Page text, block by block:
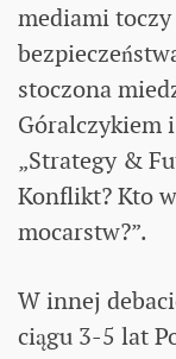
mediami
stoczona
Góralczykiem
„Strategy &
Konflikt? Kto
mocarstw?”.
W innej
ciągu 3-5 lat